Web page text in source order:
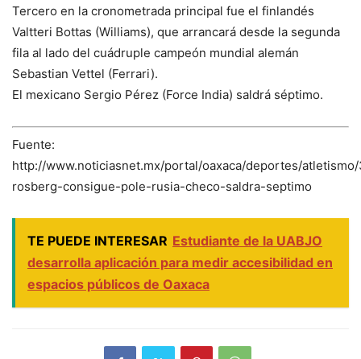
Tercero en la cronometrada principal fue el finlandés
Valtteri Bottas (Williams), que arrancará desde la segunda
fila al lado del cuádruple campeón mundial alemán
Sebastian Vettel (Ferrari).
El mexicano Sergio Pérez (Force India) saldrá séptimo.
Fuente:
http://www.noticiasnet.mx/portal/oaxaca/deportes/
rosberg-consigue-pole-rusia-checo-saldra-septimo
TE PUEDE INTERESAR Estudiante de la UABJO
desarrolla aplicación para medir accesibilidad en
espacios públicos de Oaxaca